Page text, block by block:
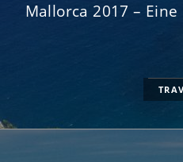
Mallorca 2017 –